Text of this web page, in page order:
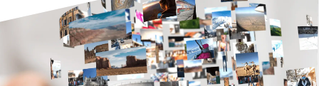
てくれるので、ずっとメンテナンスが不要です。
Wordpressをご利用の方には、さらに簡単に導入できる
無料のプラグインを準備しています。